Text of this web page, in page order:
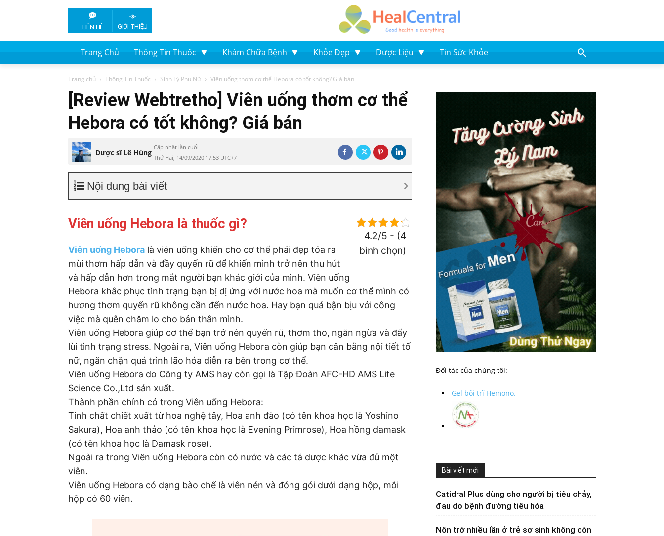
LIÊN HỆ GIỚI THIỆU
Trang Chủ Thông Tin Thuốc Khám Chữa Bệnh Khỏe Đẹp Dược Liệu Tin Sức Khỏe
Trang chủ Thông Tin Thuốc Sinh Lý Phụ Nữ Viên uống thơm cơ thể Hebora có tốt không? Giá bán
[Review Webtretho] Viên uống thơm cơ thể
Hebora có tốt không? Giá bán
Dược sĩ Lê Hùng
Cập nhật lần cuối
Thứ Hai, 14/09/2020 17:53 UTC+7
Nội dung bài viết
4.2/5 - (4
bình chọn)
Viên uống Hebora là thuốc gì?
Viên uống Hebora là viên uống khiến cho cơ thể phái đẹp tỏa ra
mùi thơm hấp dẫn và đầy quyến rũ để khiến mình trở nên thu hút
và hấp dẫn hơn trong mắt người bạn khác giới của mình. Viên uống
Hebora khắc phục tình trạng bạn bị dị ứng với nước hoa mà muốn cơ thể mình có
hương thơm quyến rũ không cần đến nước hoa. Hay bạn quá bận bịu với công
việc mà quên chăm lo cho bản thân mình.
Viên uống Hebora giúp cơ thể bạn trở nên quyến rũ, thơm tho, ngăn ngừa và đẩy
lùi tình trạng stress. Ngoài ra, Viên uống Hebora còn giúp bạn cân bằng nội tiết tố
nữ, ngăn chặn quá trình lão hóa diễn ra bên trong cơ thể.
Viên uống Hebora do Công ty AMS hay còn gọi là Tập Đoàn AFC-HD AMS Life
Science Co.,Ltd sản xuất.
Thành phần chính có trong Viên uống Hebora:
Tinh chất chiết xuất từ hoa nghệ tây, Hoa anh đào (có tên khoa học là Yoshino
Sakura), Hoa anh thảo (có tên khoa học là Evening Primrose), Hoa hồng damask
(có tên khoa học là Damask rose).
Ngoài ra trong Viên uống Hebora còn có nước và các tá dược khác vừa đủ một
viên.
Viên uống Hebora có dạng bào chế là viên nén và đóng gói dưới dạng hộp, mỗi
hộp có 60 viên.
Đối tác của chúng tôi:
Gel bôi trĩ Hemono.
Bài viết mới
Catidral Plus dùng cho người bị tiêu chảy,
đau do bệnh đường tiêu hóa
Nôn trớ nhiều lần ở trẻ sơ sinh không còn